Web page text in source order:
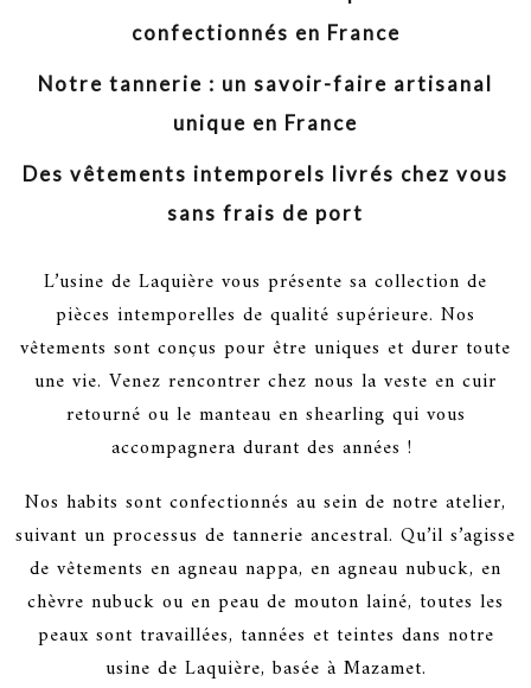
confectionnés en France
Notre tannerie : un savoir-faire artisanal
unique en France
Des vêtements intemporels livrés chez vous
sans frais de port
L’usine de Laquière vous présente sa collection de
pièces intemporelles de qualité supérieure. Nos
vêtements sont conçus pour être uniques et durer toute
une vie. Venez rencontrer chez nous la veste en cuir
retourné ou le manteau en shearling qui vous
accompagnera durant des années !
Nos habits sont confectionnés au sein de notre atelier,
suivant un processus de tannerie ancestral. Qu’il s’agisse
de vêtements en agneau nappa, en agneau nubuck, en
chèvre nubuck ou en peau de mouton lainé, toutes les
peaux sont travaillées, tannées et teintes dans notre
usine de Laquière, basée à Mazamet.